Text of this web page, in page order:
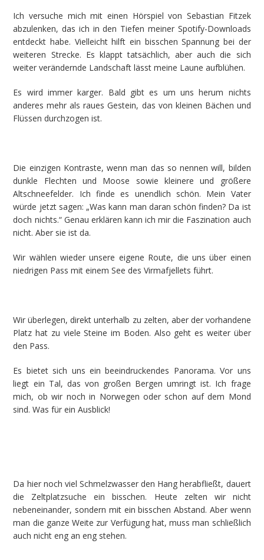
Ich versuche mich mit einen Hörspiel von Sebastian Fitzek
abzulenken, das ich in den Tiefen meiner Spotify-Downloads
entdeckt habe. Vielleicht hilft ein bisschen Spannung bei der
weiteren Strecke. Es klappt tatsächlich, aber auch die sich
weiter verändernde Landschaft lässt meine Laune aufblühen.
Es wird immer karger. Bald gibt es um uns herum nichts
anderes mehr als raues Gestein, das von kleinen Bächen und
Flüssen durchzogen ist.
Die einzigen Kontraste, wenn man das so nennen will, bilden
dunkle Flechten und Moose sowie kleinere und größere
Altschneefelder. Ich finde es unendlich schön. Mein Vater
würde jetzt sagen: „Was kann man daran schön finden? Da ist
doch nichts.“ Genau erklären kann ich mir die Faszination auch
nicht. Aber sie ist da.
Wir wählen wieder unsere eigene Route, die uns über einen
niedrigen Pass mit einem See des Virmafjellets führt.
Wir überlegen, direkt unterhalb zu zelten, aber der vorhandene
Platz hat zu viele Steine im Boden. Also geht es weiter über
den Pass.
Es bietet sich uns ein beeindruckendes Panorama. Vor uns
liegt ein Tal, das von großen Bergen umringt ist. Ich frage
mich, ob wir noch in Norwegen oder schon auf dem Mond
sind. Was für ein Ausblick!
Da hier noch viel Schmelzwasser den Hang herabfließt, dauert
die Zeltplatzsuche ein bisschen. Heute zelten wir nicht
nebeneinander, sondern mit ein bisschen Abstand. Aber wenn
man die ganze Weite zur Verfügung hat, muss man schließlich
auch nicht eng an eng stehen.